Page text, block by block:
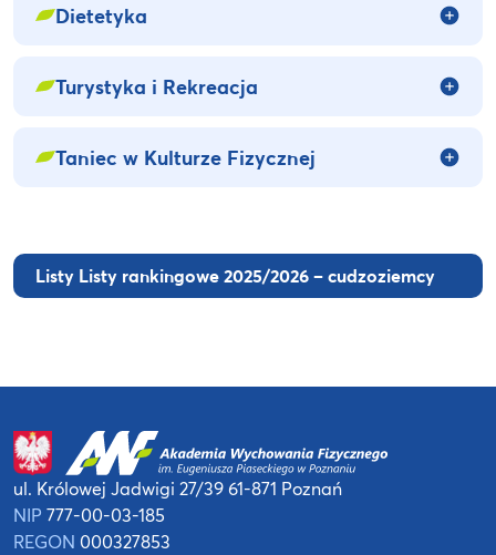
Listy Listy rankingowe 2025/2026 – cudzoziemcy
Dietetyka
Turystyka i Rekreacja
Taniec w Kulturze Fizycznej
ul. Królowej Jadwigi 27/3961-871 Poznań
NIP 777-00-03-185
REGON 000327853